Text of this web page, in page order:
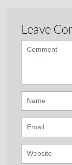
Leave